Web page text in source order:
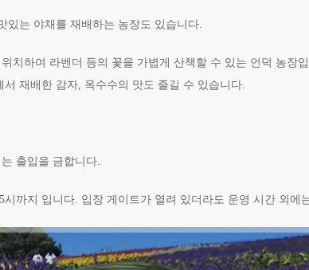
있는 야채를 재배하는 농장도 있습니다.
치하여 라벤더 등의 꽃을 가볍게 산책할 수 있는 언덕 농장입
재배한 감자, 옥수수의 맛도 즐길 수 있습니다.
출입을 금합니다.
까지 입니다. 입장 게이트가 열려 있더라도 운영 시간 외에